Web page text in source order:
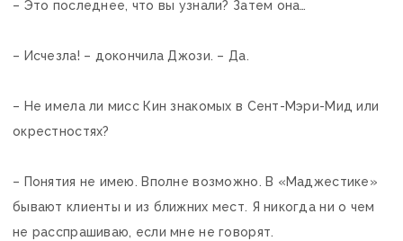
– Это последнее, что вы узнали? Затем она…
– Исчезла! – докончила Джози. – Да.
– Не имела ли мисс Кин знакомых в Сент-Мэри-Мид или
окрестностях?
– Понятия не имею. Вполне возможно. В «Маджестике»
бывают клиенты и из ближних мест. Я никогда ни о чем
не расспрашиваю, если мне не говорят.